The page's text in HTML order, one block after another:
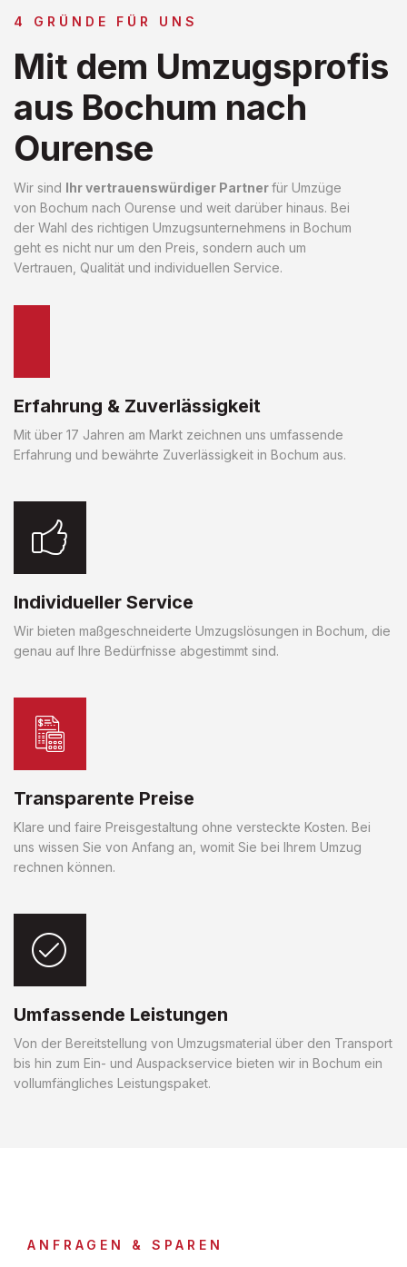
4 GRÜNDE FÜR UNS
Mit dem Umzugsprofis
aus Bochum nach
Ourense
Wir sind Ihr vertrauenswürdiger Partnerfür Umzüge
von Bochum nach Ourense und weit darüber hinaus. Bei
der Wahl des richtigen Umzugsunternehmens in Bochum
geht es nicht nur um den Preis, sondern auch um
Vertrauen, Qualität und individuellen Service.
Erfahrung & Zuverlässigkeit
Mit über 17 Jahren am Markt zeichnen uns umfassende
Erfahrung und bewährte Zuverlässigkeit in Bochum aus.
Individueller Service
Wir bieten maßgeschneiderte Umzugslösungen in Bochum, die
genau auf Ihre Bedürfnisse abgestimmt sind.
Transparente Preise
Klare und faire Preisgestaltung ohne versteckte Kosten. Bei
uns wissen Sie von Anfang an, womit Sie bei Ihrem Umzug
rechnen können.
Umfassende Leistungen
Von der Bereitstellung von Umzugsmaterial über den Transport
bis hin zum Ein- und Auspackservice bieten wir in Bochum ein
vollumfängliches Leistungspaket.
ANFRAGEN & SPAREN